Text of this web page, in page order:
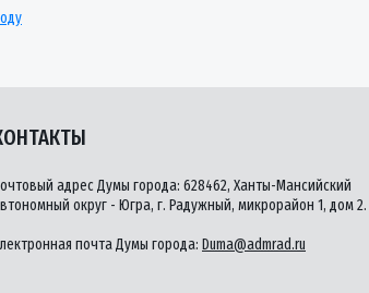
адрес Думы города: 628462, Ханты-Мансийский
округ - Югра, г. Радужный, микрорайон 1, дом 2.
почта Думы города: Duma@admrad.ru